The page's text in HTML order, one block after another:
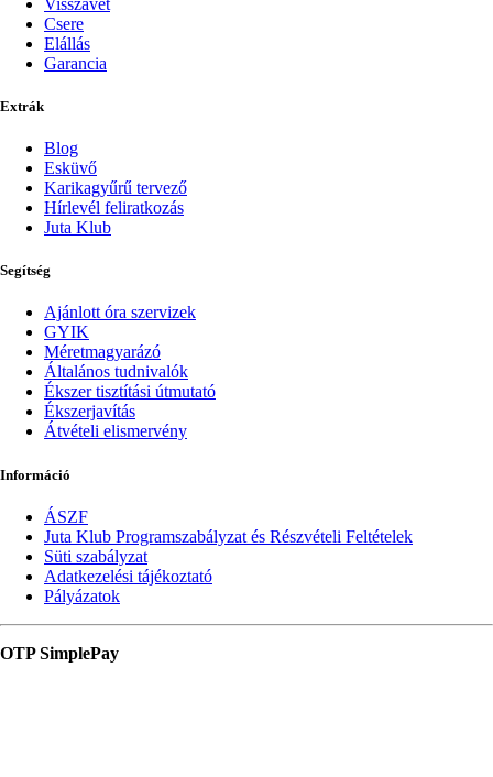
Csere
Elállás
Garancia
Extrák
Blog
Esküvő
Karikagyűrű tervező
Hírlevél feliratkozás
Juta Klub
Segítség
Ajánlott óra szervizek
GYIK
Méretmagyarázó
Általános tudnivalók
Ékszer tisztítási útmutató
Ékszerjavítás
Átvételi elismervény
Információ
ÁSZF
Juta Klub Programszabályzat és Részvételi Feltételek
Süti szabályzat
Adatkezelési tájékoztató
Pályázatok
OTP SimplePay